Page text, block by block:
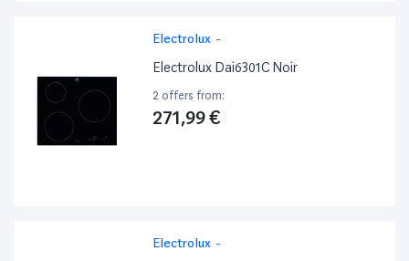
Electrolux -
Electrolux Dai6301C Noir
2 offers from:
271,99 €
Electrolux -